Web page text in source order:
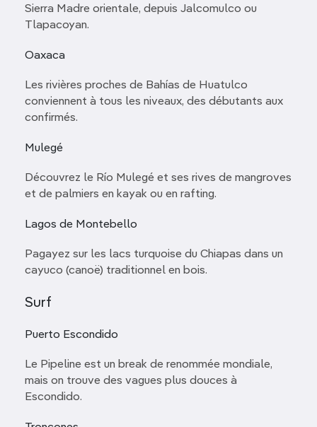
Sierra Madre orientale, depuis Jalcomulco ou
Tlapacoyan.
Oaxaca
Les rivières proches de Bahías de Huatulco
conviennent à tous les niveaux, des débutants aux
confirmés.
Mulegé
Découvrez le Río Mulegé et ses rives de mangroves
et de palmiers en kayak ou en rafting.
Lagos de Montebello
Pagayez sur les lacs turquoise du Chiapas dans un
cayuco (canoë) traditionnel en bois.
Surf
Puerto Escondido
Le Pipeline est un break de renommée mondiale,
mais on trouve des vagues plus douces à
Escondido.